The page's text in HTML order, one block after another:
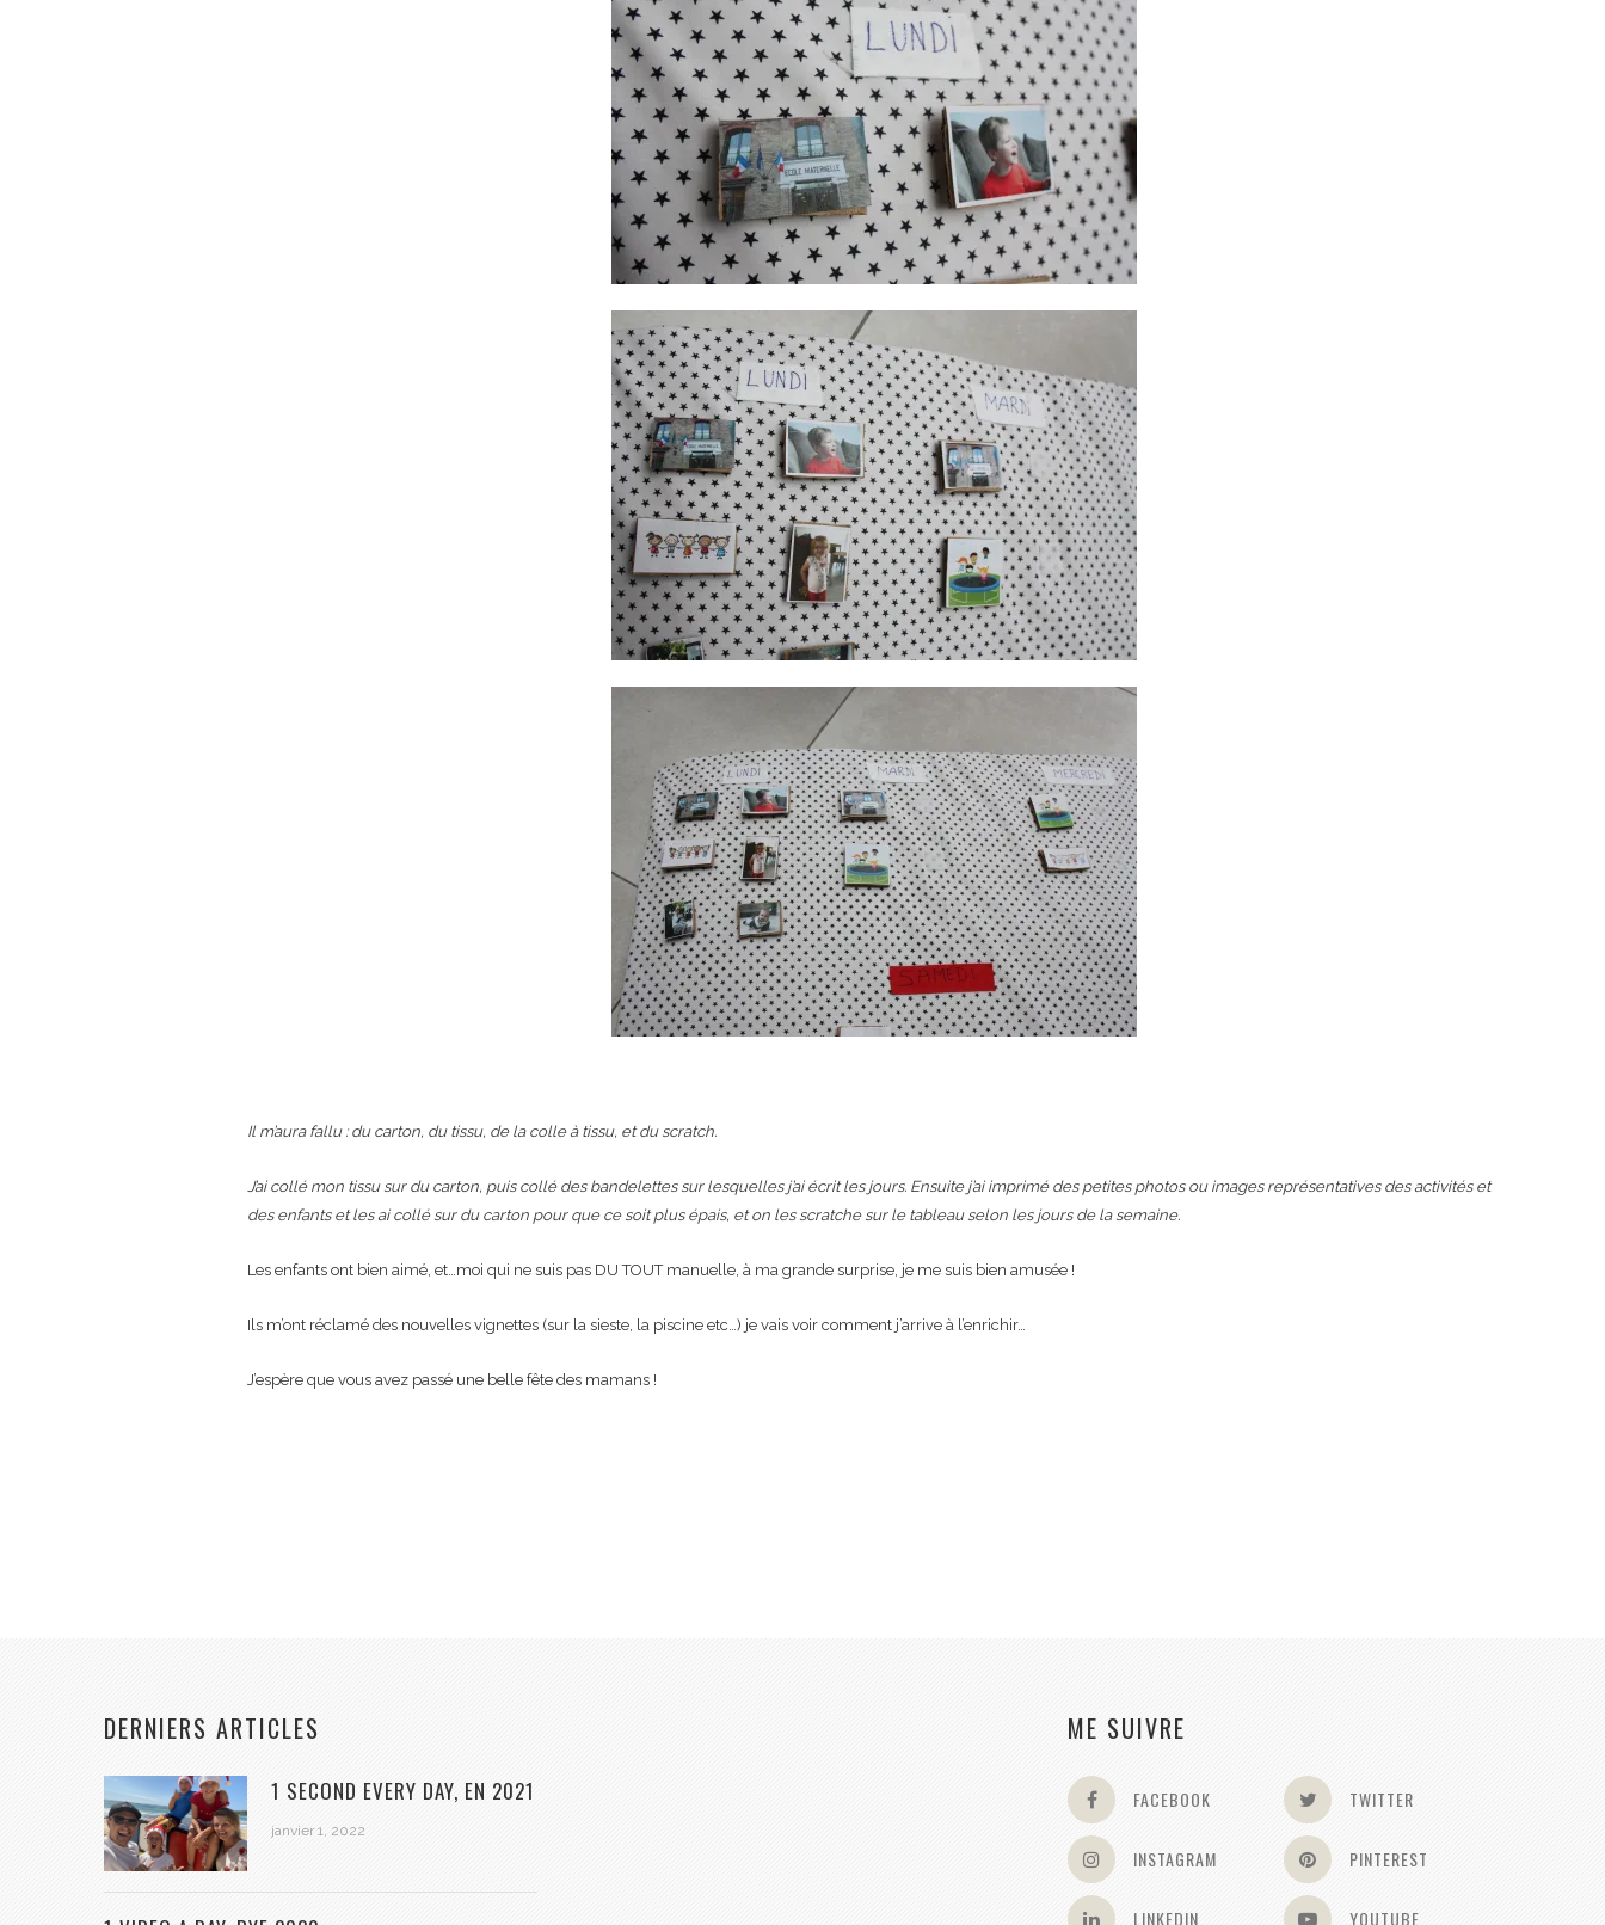
Il m’aura fallu : du carton, du tissu, de la colle à tissu, et du scratch.
J’ai collé mon tissu sur du carton, puis collé des bandelettes sur lesquelles j’ai écrit les jours. Ensuite j’ai imprimé des petites photos ou images représentatives des activités et
des enfants et les ai collé sur du carton pour que ce soit plus épais, et on les scratche sur le tableau selon les jours de la semaine.
Les enfants ont bien aimé, et…moi qui ne suis pas DU TOUT manuelle, à ma grande surprise, je me suis bien amusée !
Ils m’ont réclamé des nouvelles vignettes (sur la sieste, la piscine etc…) je vais voir comment j’arrive à l’enrichir…
J’espère que vous avez passé une belle fête des mamans !
DERNIERS ARTICLES
1 SECOND EVERY DAY, EN 2021
janvier 1, 2022
ME SUIVRE
FACEBOOK TWITTER
INSTAGRAM PINTEREST
LINKEDIN YOUTUBE